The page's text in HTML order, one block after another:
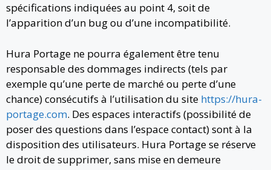
spécifications indiquées au point 4, soit de
l’apparition d’un bug ou d’une incompatibilité.
Hura Portage ne pourra également être tenu
responsable des dommages indirects (tels par
exemple qu’une perte de marché ou perte d’une
chance) consécutifs à l’utilisation du site https://hura-
portage.com. Des espaces interactifs (possibilité de
poser des questions dans l’espace contact) sont à la
disposition des utilisateurs. Hura Portage se réserve
le droit de supprimer, sans mise en demeure